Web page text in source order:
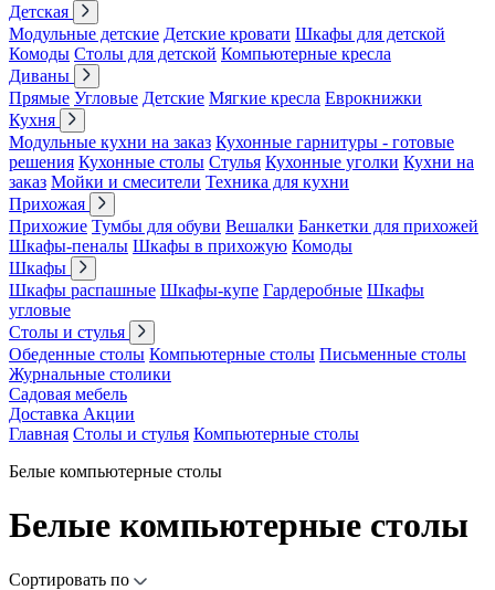
Детская
Модульные детские Детские кровати Шкафы для детской
Комоды Столы для детской Компьютерные кресла
Диваны
Прямые Угловые Детские Мягкие кресла Еврокнижки
Кухня
Модульные кухни на заказ Кухонные гарнитуры - готовые
решения Кухонные столы Стулья Кухонные уголки Кухни на
заказ Мойки и смесители Техника для кухни
Прихожая
Прихожие Тумбы для обуви Вешалки Банкетки для прихожей
Шкафы-пеналы Шкафы в прихожую Комоды
Шкафы
Шкафы распашные Шкафы-купе Гардеробные Шкафы
угловые
Столы и стулья
Обеденные столы Компьютерные столы Письменные столы
Журнальные столики
Садовая мебель
Доставка Акции
Главная Столы и стулья Компьютерные столы
Белые компьютерные столы
Белые компьютерные столы
Сортировать по